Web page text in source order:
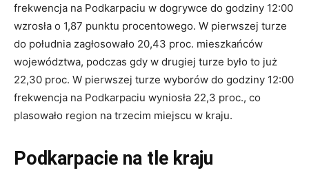
frekwencja na Podkarpaciu w dogrywce do godziny 12:00
wzrosła o 1,87 punktu procentowego. W pierwszej turze
do południa zagłosowało 20,43 proc. mieszkańców
województwa, podczas gdy w drugiej turze było to już
22,30 proc. W pierwszej turze wyborów do godziny 12:00
frekwencja na Podkarpaciu wyniosła 22,3 proc., co
plasowało region na trzecim miejscu w kraju.
Podkarpacie na tle kraju